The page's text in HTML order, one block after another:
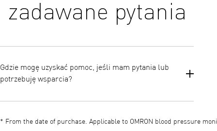
zadawane pytania
Gdzie mogę uzyskać pomoc, jeśli mam pytania lub
potrzebuję wsparcia?
pomocy technicznej OMRON. Jest to najlepsze źródło informacji
* From the date of purchase. Applicable to OMRON blood pressure